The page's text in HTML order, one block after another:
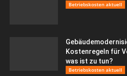
Betriebskosten aktuell
Kostenregeln für
was ist zu tun?
Betriebskosten aktuell